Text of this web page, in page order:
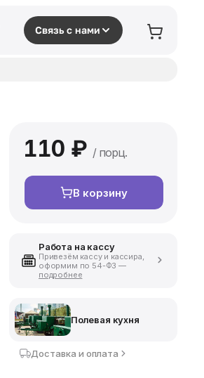
Связь с нами
110 ₽ / порц.
В корзину
Работа на кассу
Привезём кассу и кассира,
оформим по 54-ФЗ —
подробнее
Полевая кухня
Доставка и оплата